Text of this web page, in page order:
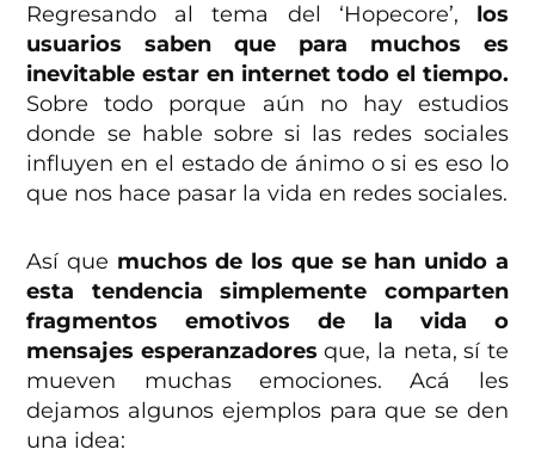
Regresando al tema del ‘Hopecore’, los
usuarios saben que para muchos es
inevitable estar en internet todo el tiempo.
Sobre todo porque aún no hay estudios
donde se hable sobre si las redes sociales
influyen en el estado de ánimo o si es eso lo
que nos hace pasar la vida en redes sociales.
Así que muchos de los que se han unido a
esta tendencia simplemente comparten
fragmentos emotivos de la vida o
mensajes esperanzadoresque, la neta, sí te
mueven muchas emociones. Acá les
dejamos algunos ejemplos para que se den
una idea: